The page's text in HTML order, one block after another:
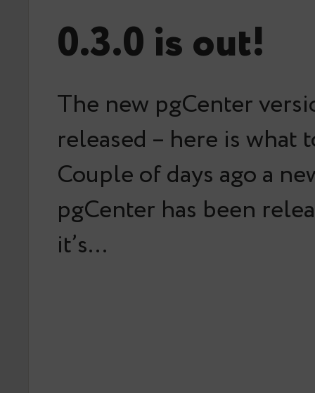
0.3.0 is out!
The new pgCenter
released – here is what
Couple of days ago a
pgCenter has been
it’s…